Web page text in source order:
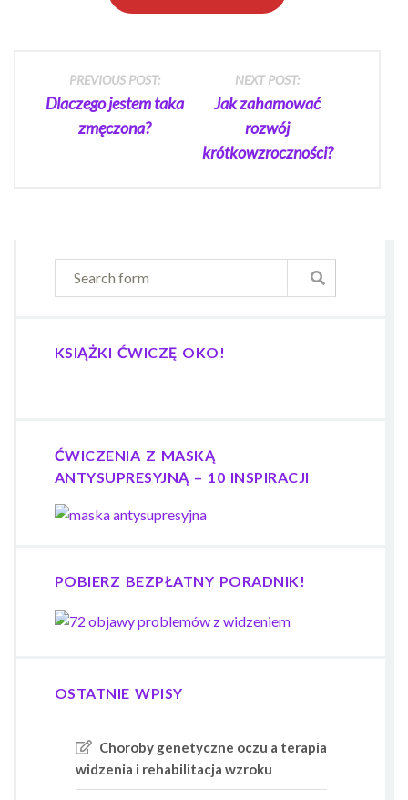
Post
navigation
PREVIOUS POST:
Dlaczego jestem taka
zmęczona?
NEXT POST:
Jak zahamować
rozwój
krótkowzroczności?
KSIĄŻKI ĆWICZĘ OKO!
ĆWICZENIA Z MASKĄ
ANTYSUPRESYJNĄ – 10 INSPIRACJI
POBIERZ BEZPŁATNY PORADNIK!
OSTATNIE WPISY
Choroby genetyczne oczu a terapia
widzenia i rehabilitacja wzroku